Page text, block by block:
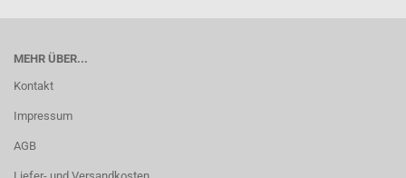
MEHR ÜBER...
Kontakt
Impressum
AGB